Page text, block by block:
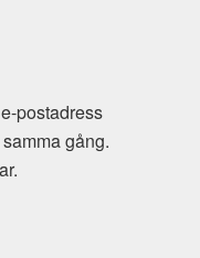
postadress
gång.